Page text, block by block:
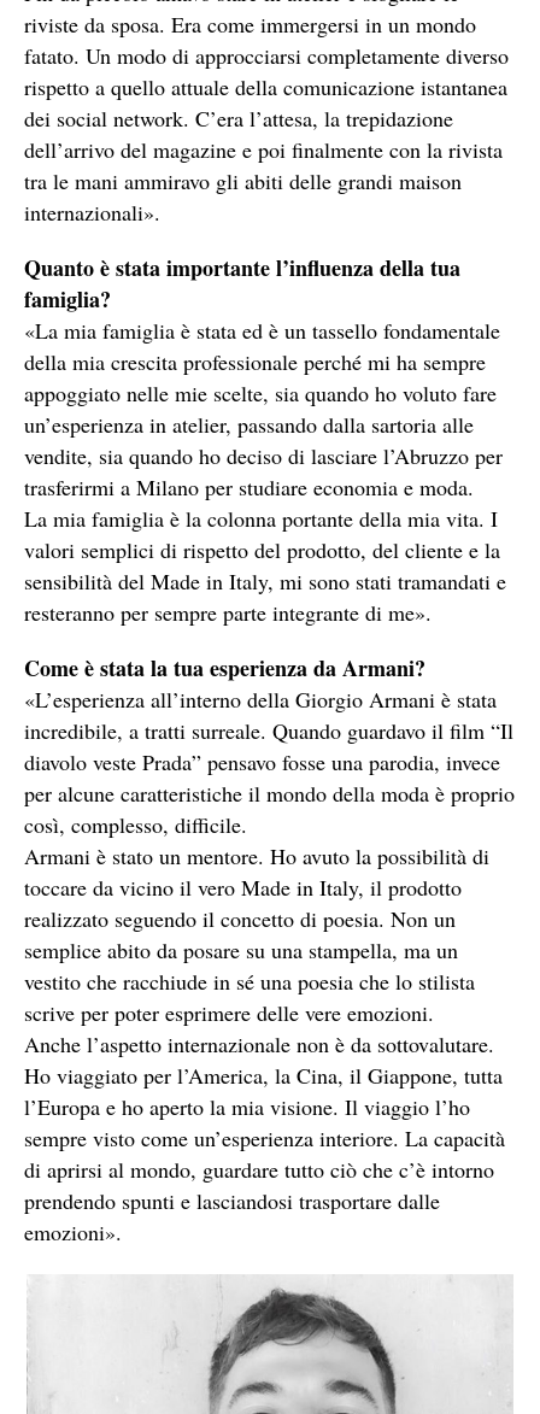
riviste da sposa. Era come immergersi in un mondo
fatato. Un modo di approcciarsi completamente diverso
rispetto a quello attuale della comunicazione istantanea
dei social network. C’era l’attesa, la trepidazione
dell’arrivo del magazine e poi finalmente con la rivista
tra le mani ammiravo gli abiti delle grandi maison
internazionali».
Quanto è stata importante l’influenza della tua
famiglia?
«La mia famiglia è stata ed è un tassello fondamentale
della mia crescita professionale perché mi ha sempre
appoggiato nelle mie scelte, sia quando ho voluto fare
un’esperienza in atelier, passando dalla sartoria alle
vendite, sia quando ho deciso di lasciare l’Abruzzo per
trasferirmi a Milano per studiare economia e moda.
La mia famiglia è la colonna portante della mia vita. I
valori semplici di rispetto del prodotto, del cliente e la
sensibilità del Made in Italy, mi sono stati tramandati e
resteranno per sempre parte integrante di me».
Come è stata la tua esperienza da Armani?
«L’esperienza all’interno della Giorgio Armani è stata
incredibile, a tratti surreale. Quando guardavo il film “Il
diavolo veste Prada” pensavo fosse una parodia, invece
per alcune caratteristiche il mondo della moda è proprio
così, complesso, difficile.
Armani è stato un mentore. Ho avuto la possibilità di
toccare da vicino il vero Made in Italy, il prodotto
realizzato seguendo il concetto di poesia. Non un
semplice abito da posare su una stampella, ma un
vestito che racchiude in sé una poesia che lo stilista
scrive per poter esprimere delle vere emozioni.
Anche l’aspetto internazionale non è da sottovalutare.
Ho viaggiato per l’America, la Cina, il Giappone, tutta
l’Europa e ho aperto la mia visione. Il viaggio l’ho
sempre visto come un’esperienza interiore. La capacità
di aprirsi al mondo, guardare tutto ciò che c’è intorno
prendendo spunti e lasciandosi trasportare dalle
emozioni».